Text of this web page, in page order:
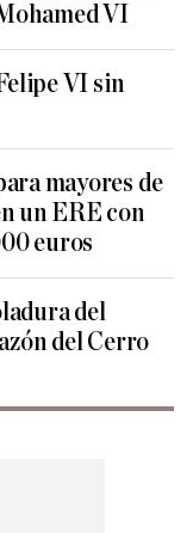
VI
VI sin
mayores de
un ERE con
euros
del
del Cerro